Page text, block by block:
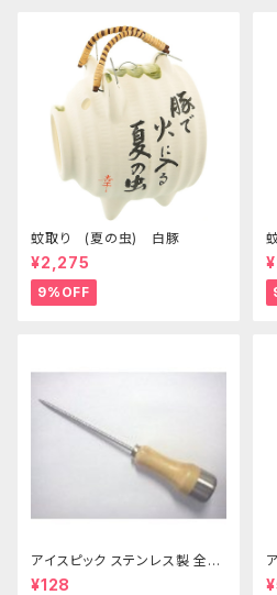
蚊取り (夏の虫) 白豚
¥2,275
9%OFF
アイスピック ステンレス製 全長
215ｍｍ
¥128